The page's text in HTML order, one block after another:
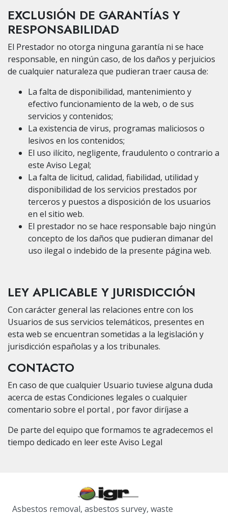
EXCLUSIÓN DE GARANTÍAS Y
RESPONSABILIDAD
El Prestador no otorga ninguna garantía ni se hace
responsable, en ningún caso, de los daños y perjuicios
de cualquier naturaleza que pudieran traer causa de:
La falta de disponibilidad, mantenimiento y
efectivo funcionamiento de la web, o de sus
servicios y contenidos;
La existencia de virus, programas maliciosos o
lesivos en los contenidos;
El uso ilícito, negligente, fraudulento o contrario a
este Aviso Legal;
La falta de licitud, calidad, fiabilidad, utilidad y
disponibilidad de los servicios prestados por
terceros y puestos a disposición de los usuarios
en el sitio web.
El prestador no se hace responsable bajo ningún
concepto de los daños que pudieran dimanar del
uso ilegal o indebido de la presente página web.
LEY APLICABLE Y JURISDICCIÓN
Con carácter general las relaciones entre con los
Usuarios de sus servicios telemáticos, presentes en
esta web se encuentran sometidas a la legislación y
jurisdicción españolas y a los tribunales.
CONTACTO
En caso de que cualquier Usuario tuviese alguna duda
acerca de estas Condiciones legales o cualquier
comentario sobre el portal , por favor diríjase a
De parte del equipo que formamos te agradecemos el
tiempo dedicado en leer este Aviso Legal
Asbestos removal, asbestos survey, waste